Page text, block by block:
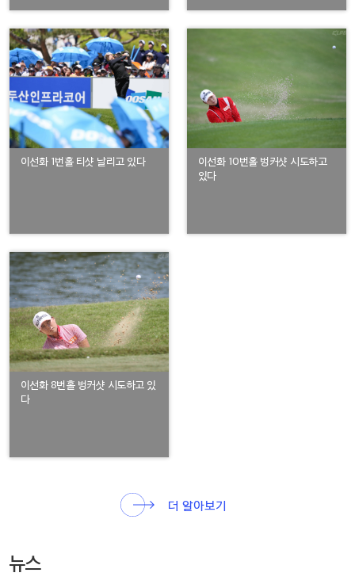
이선화 1번홀 티샷 날리고 있다
이선화 10번홀 벙커샷 시도하고
있다
이선화 8번홀 벙커샷 시도하고 있
다
더 알아보기
뉴스